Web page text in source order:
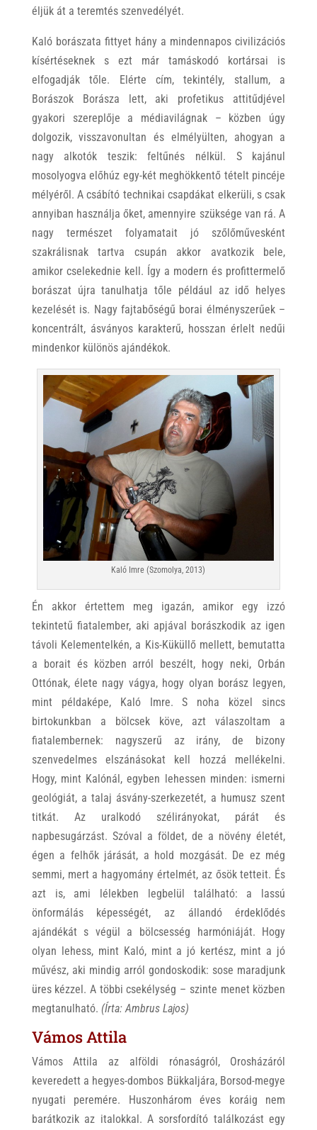
éljük át a teremtés szenvedélyét.
Kaló borászata fittyet hány a mindennapos civilizációs
kísértéseknek s ezt már tamáskodó kortársai is
elfogadják tőle. Elérte cím, tekintély, stallum, a
Borászok Borásza lett, aki profetikus attitűdjével
gyakori szereplője a médiavilágnak – közben úgy
dolgozik, visszavonultan és elmélyülten, ahogyan a
nagy alkotók teszik: feltűnés nélkül. S kajánul
mosolyogva előhúz egy-két meghökkentő tételt pincéje
mélyéről. A csábító technikai csapdákat elkerüli, s csak
annyiban használja őket, amennyire szüksége van rá. A
nagy természet folyamatait jó szőlőművesként
szakrálisnak tartva csupán akkor avatkozik bele,
amikor cselekednie kell. Így a modern és profittermelő
borászat újra tanulhatja tőle például az idő helyes
kezelését is. Nagy fajtabőségű borai élményszerűek –
koncentrált, ásványos karakterű, hosszan érlelt nedűi
mindenkor különös ajándékok.
Kaló Imre (Szomolya, 2013)
Én akkor értettem meg igazán, amikor egy izzó
tekintetű fiatalember, aki apjával borászkodik az igen
távoli Kelementelkén, a Kis-Küküllő mellett, bemutatta
a borait és közben arról beszélt, hogy neki, Orbán
Ottónak, élete nagy vágya, hogy olyan borász legyen,
mint példaképe, Kaló Imre. S noha közel sincs
birtokunkban a bölcsek köve, azt válaszoltam a
fiatalembernek: nagyszerű az irány, de bizony
szenvedelmes elszánásokat kell hozzá mellékelni.
Hogy, mint Kalónál, egyben lehessen minden: ismerni
geológiát, a talaj ásvány-szerkezetét, a humusz szent
titkát. Az uralkodó szélirányokat, párát és
napbesugárzást. Szóval a földet, de a növény életét,
égen a felhők járását, a hold mozgását. De ez még
semmi, mert a hagyomány értelmét, az ősök tetteit. És
azt is, ami lélekben legbelül található: a lassú
önformálás képességét, az állandó érdeklődés
ajándékát s végül a bölcsesség harmóniáját. Hogy
olyan lehess, mint Kaló, mint a jó kertész, mint a jó
művész, aki mindig arról gondoskodik: sose maradjunk
üres kézzel. A többi csekélység – szinte menet közben
megtanulható. (Írta: Ambrus Lajos)
Vámos Attila
Vámos Attila az alföldi rónaságról, Orosházáról
keveredett a hegyes-dombos Bükkaljára, Borsod-megye
nyugati peremére. Huszonhárom éves koráig nem
barátkozik az italokkal. A sorsfordító találkozást egy